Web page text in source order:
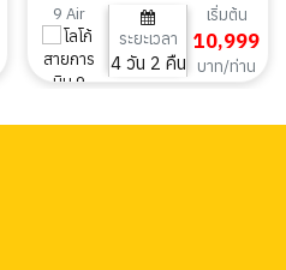
KINGDOM 4วัน 2คืน
9 Air
ระยะเวลา
4 วัน 2 คืน
เริ่มต้น
10,999
บาท/ท่าน